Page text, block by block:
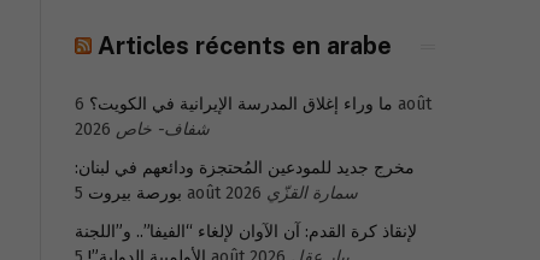
Articles récents en arabe
ما وراء إغلاق المدرسة الإيرانية في الكويت؟ 6 août
2026 شفاف- خاص
مخرج جديد للمودعين المُحتجزة ودائعهم في لبنان:
بورصة بيروت 5 août 2026 سمارة القزّي
لإنقاذ كرة القدم: آن الآوان لإلغاء “الفيفا”.. و”اللجنة